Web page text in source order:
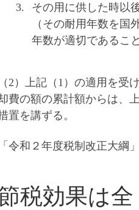
その用に供した時以
（その耐用年数を
年数が適切であるこ
（2）上記（1）の適用を
費の額の累計額からは、
置を講ずる。
「令和２年度税制改正大綱
税効果は